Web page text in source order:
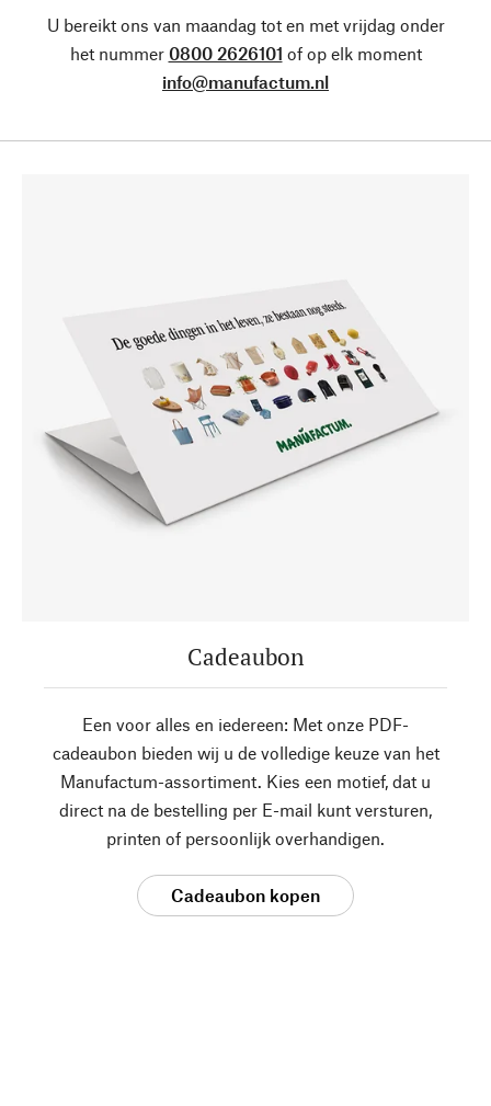
U bereikt ons van maandag tot en met vrijdag onder
het nummer 0800 2626101 of op elk moment
info@manufactum.nl
Cadeaubon
Een voor alles en iedereen: Met onze PDF-
cadeaubon bieden wij u de volledige keuze van het
Manufactum-assortiment. Kies een motief, dat u
direct na de bestelling per E-mail kunt versturen,
printen of persoonlijk overhandigen.
Cadeaubon kopen